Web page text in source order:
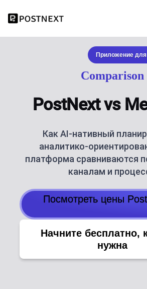
Приложение для
Comparison
PostNext vs
Как AI-нативный
аналитико-
платформа сравниваются
каналам и
Посмотреть цены
Начните бесплатно,
нужна